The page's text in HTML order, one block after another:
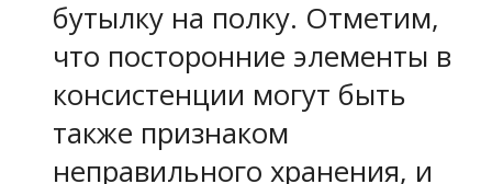
бутылку на полку. Отметим,
что посторонние элементы в
консистенции могут быть
также признаком
неправильного хранения, и